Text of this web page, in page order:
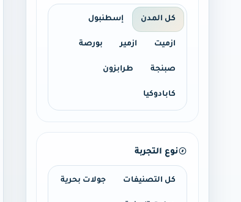
كل المدن إسطنبول
ازميت ازمير بورصة
صبنجة طرابزون
كابادوكيا
نوع التجربة
كل التصنيفات جولات بحرية